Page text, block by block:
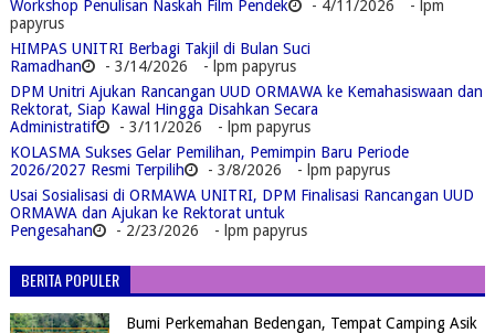
Workshop Penulisan Naskah Film Pendek
- 4/11/2026
- lpm
papyrus
HIMPAS UNITRI Berbagi Takjil di Bulan Suci
Ramadhan
- 3/14/2026
- lpm papyrus
DPM Unitri Ajukan Rancangan UUD ORMAWA ke Kemahasiswaan dan
Rektorat, Siap Kawal Hingga Disahkan Secara
Administratif
- 3/11/2026
- lpm papyrus
KOLASMA Sukses Gelar Pemilihan, Pemimpin Baru Periode
2026/2027 Resmi Terpilih
- 3/8/2026
- lpm papyrus
Usai Sosialisasi di ORMAWA UNITRI, DPM Finalisasi Rancangan UUD
ORMAWA dan Ajukan ke Rektorat untuk
Pengesahan
- 2/23/2026 - lpm papyrus
BERITA POPULER
Bumi Perkemahan Bedengan, Tempat Camping Asik